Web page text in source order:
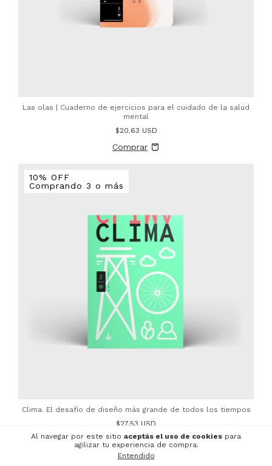
Al navegar por este sitio aceptás el uso de cookies para
agilizar tu experiencia de compra.
Entendido
Las olas | Cuaderno de ejercicios para el cuidado de la salud
mental
$20.63 USD
10% OFF
Comprando 3 o más
Clima. El desafío de diseño más grande de todos los tiempos
$27.53 USD